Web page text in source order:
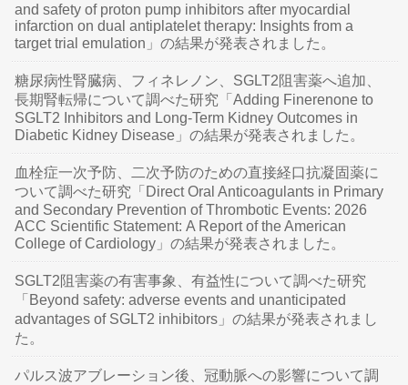
and safety of proton pump inhibitors after myocardial
infarction on dual antiplatelet therapy: Insights from a
target trial emulation」の結果が発表されました。
糖尿病性腎臓病、フィネレノン、SGLT2阻害薬へ追加、
長期腎転帰について調べた研究「Adding Finerenone to
SGLT2 Inhibitors and Long-Term Kidney Outcomes in
Diabetic Kidney Disease」の結果が発表されました。
血栓症一次予防、二次予防のための直接経口抗凝固薬に
ついて調べた研究「Direct Oral Anticoagulants in Primary
and Secondary Prevention of Thrombotic Events: 2026
ACC Scientific Statement: A Report of the American
College of Cardiology」の結果が発表されました。
SGLT2阻害薬の有害事象、有益性について調べた研究
「Beyond safety: adverse events and unanticipated
advantages of SGLT2 inhibitors」の結果が発表されまし
た。
パルス波アブレーション後、冠動脈への影響について調